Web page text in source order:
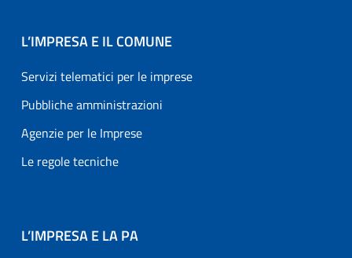
L’IMPRESA E IL COMUNE
Servizi telematici per le imprese
Pubbliche amministrazioni
Agenzie per le Imprese
Le regole tecniche
L’IMPRESA E LA PA